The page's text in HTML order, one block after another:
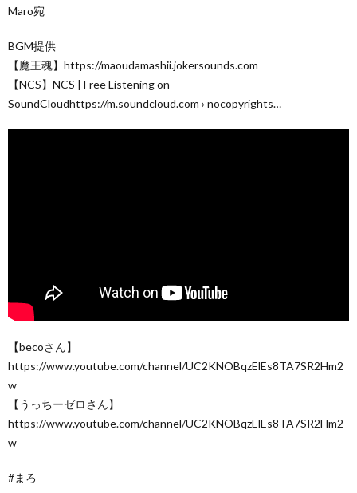
Maro宛
BGM提供
【魔王魂】https://maoudamashii.jokersounds.com
【NCS】NCS | Free Listening on
SoundCloudhttps://m.soundcloud.com › nocopyrights…
【becoさん】
https://www.youtube.com/channel/UC2KNOBqzElEs8TA7SR2Hm2
w
【うっちーゼロさん】
https://www.youtube.com/channel/UC2KNOBqzElEs8TA7SR2Hm2
w
#まろ